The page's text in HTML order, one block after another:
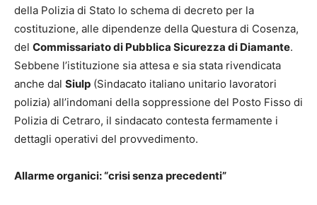
della Polizia di Stato lo schema di decreto per la
costituzione, alle dipendenze della Questura di Cosenza,
del Commissariato di Pubblica Sicurezza di Diamante.
Sebbene l’istituzione sia attesa e sia stata rivendicata
anche dal Siulp (Sindacato italiano unitario lavoratori
polizia) all’indomani della soppressione del Posto Fisso di
Polizia di Cetraro, il sindacato contesta fermamente i
dettagli operativi del provvedimento.
Allarme organici: “crisi senza precedenti”